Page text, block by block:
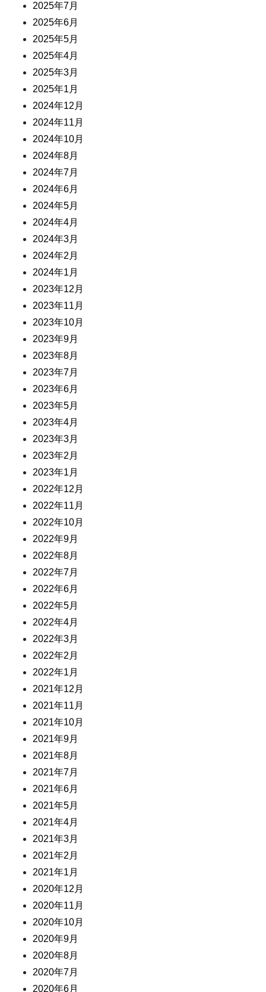
2025年7月
2025年6月
2025年5月
2025年4月
2025年3月
2025年1月
2024年12月
2024年11月
2024年10月
2024年8月
2024年7月
2024年6月
2024年5月
2024年4月
2024年3月
2024年2月
2024年1月
2023年12月
2023年11月
2023年10月
2023年9月
2023年8月
2023年7月
2023年6月
2023年5月
2023年4月
2023年3月
2023年2月
2023年1月
2022年12月
2022年11月
2022年10月
2022年9月
2022年8月
2022年7月
2022年6月
2022年5月
2022年4月
2022年3月
2022年2月
2022年1月
2021年12月
2021年11月
2021年10月
2021年9月
2021年8月
2021年7月
2021年6月
2021年5月
2021年4月
2021年3月
2021年2月
2021年1月
2020年12月
2020年11月
2020年10月
2020年9月
2020年8月
2020年7月
2020年6月